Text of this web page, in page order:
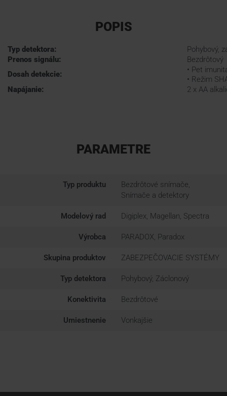
POPIS
Typ detektora:
Pohybový,
Prenos signálu:
Bezdrôtový
Dosah detekcie:
• Pet
• Režim
Napájanie:
2 x AA
PARAMETRE
Typ produktu
Bezdrôtové snímače,
Snímače a detektory
Modelový rad Digiplex, Magellan, Spectra
Výrobca PARADOX, Paradox
Skupina produktov ZABEZPEČOVACIE SYSTÉMY
Typ detektora Pohybový, Záclonový
Konektivita Bezdrôtové
Umiestnenie Vonkajšie